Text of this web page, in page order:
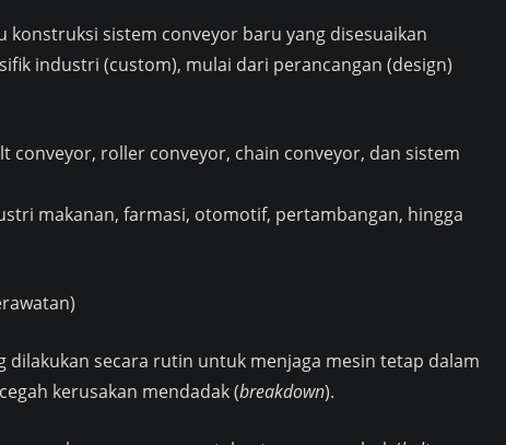
konstruksi sistem conveyor baru yang disesuaikan
industri (custom), mulai dari perancangan (design)
conveyor, roller conveyor, chain conveyor, dan sistem
makanan, farmasi, otomotif, pertambangan, hingga
dilakukan secara rutin untuk menjaga mesin tetap dalam
kerusakan mendadak (breakdown).